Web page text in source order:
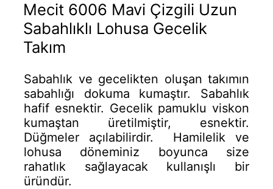
Mecit 6006 Mavi Çizgili Uzun
Sabahlıklı Lohusa Gecelik
Takım
Sabahlık ve gecelikten oluşan takımın
sabahlığı dokuma kumaştır. Sabahlık
hafif esnektir. Gecelik pamuklu viskon
kumaştan üretilmiştir, esnektir.
Düğmeler açılabilirdir. Hamilelik ve
lohusa döneminiz boyunca size
rahatlık sağlayacak kullanışlı bir
üründür.